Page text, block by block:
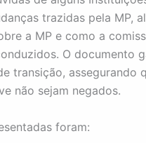
trazidas pela MP,
a MP e como a
O documento
transição, assegurando
não sejam negados.
foram: